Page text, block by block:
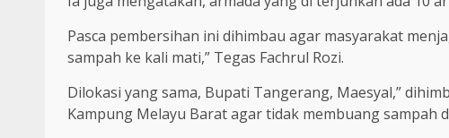
Pasca pembersihan ini dihimbau agar masyarakat
sampah ke kali mati,” Tegas Fachrul Rozi.
Dilokasi yang sama, Bupati Tangerang, Maesyal,”
Kampung Melayu Barat agar tidak membuang sampah